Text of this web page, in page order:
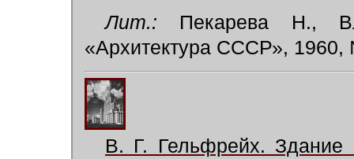
Лит.: Пекарева Н.,
«Архитектура СССР»,
В. Г. Гельфрейх. Здание